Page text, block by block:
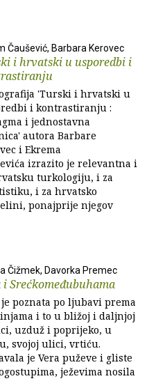
Čaušević, Barbara Kerovec
i hrvatski u usporedbi i
'Turski i hrvatski u
i kontrastiranju :
i jednostavna
autora Barbare
i Ekrema
izrazito je relevantna i
turkologiju, i za
i za hrvatsko
ponajprije njegov
Čižmek, Davorka Premec
i Srećkomeđubuhama
je poznata po ljubavi prema
i to u bližoj i daljnjoj
uzduž i poprijeko, u
svojoj ulici, vrtiću.
je Vera puževe i gliste
ježevima nosila